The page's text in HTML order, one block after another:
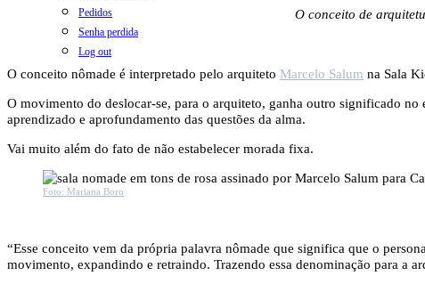
Pedidos
Senha perdida
Log out
O conceito de
O conceito nômade é interpretado pelo arquiteto Marcelo Salum na Sala
O movimento do deslocar-se, para o arquiteto, ganha outro significado no
aprendizado e aprofundamento das questões da alma.
Vai muito além do fato de não estabelecer morada fixa.
Foto: Mariana Boro
“Esse conceito vem da própria palavra nômade que significa que o
movimento, expandindo e retraindo. Trazendo essa denominação para a